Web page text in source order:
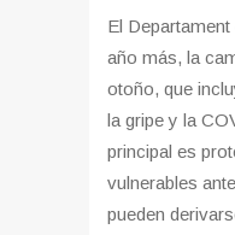
El
año más, la
otoño, que
la gripe y la
principal es
vulnerables
pueden